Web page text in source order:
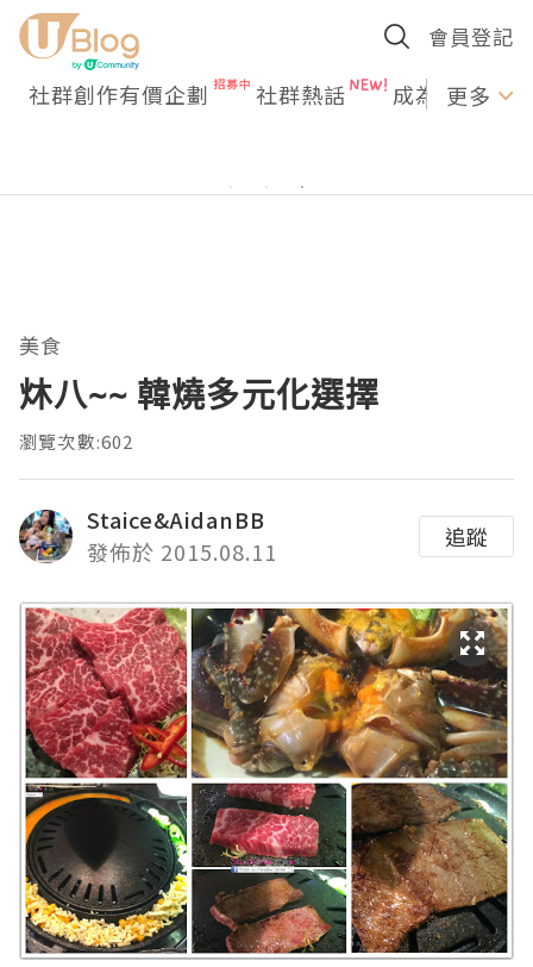
會員登記
社群創作有價企劃 社群熱話 成為U更多
美食
炑八~~ 韓燒多元化選擇
瀏覽次數:602
Staice&AidanBB
發佈於 2015.08.11
追蹤